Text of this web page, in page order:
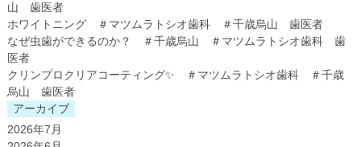
山 歯医者
ホワイトニング ＃マツムラトシオ歯科 ＃千歳烏山 歯医者
なぜ虫歯ができるのか？ ＃千歳烏山 ＃マツムラトシオ歯科 歯
医者
クリンプロクリアコーティング✨ ＃マツムラトシオ歯科 ＃千歳
烏山 歯医者
アーカイブ
2026年7月